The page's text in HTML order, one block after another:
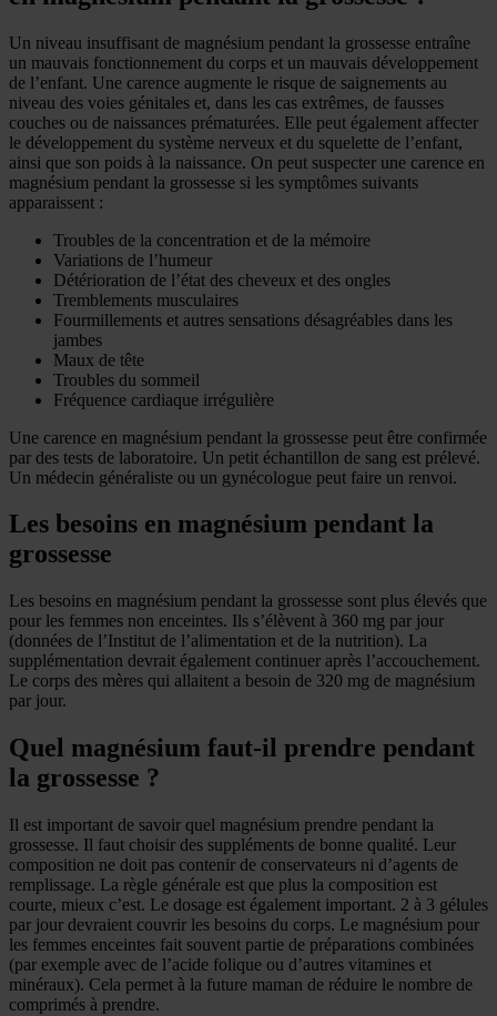
Un niveau insuffisant de magnésium pendant la grossesse entraîne
un mauvais fonctionnement du corps et un mauvais développement
de l’enfant. Une carence augmente le risque de saignements au
niveau des voies génitales et, dans les cas extrêmes, de fausses
couches ou de naissances prématurées. Elle peut également affecter
le développement du système nerveux et du squelette de l’enfant,
ainsi que son poids à la naissance. On peut suspecter une carence en
magnésium pendant la grossesse si les symptômes suivants
apparaissent :
Troubles de la concentration et de la mémoire
Variations de l’humeur
Détérioration de l’état des cheveux et des ongles
Tremblements musculaires
Fourmillements et autres sensations désagréables dans les
jambes
Maux de tête
Troubles du sommeil
Fréquence cardiaque irrégulière
Une carence en magnésium pendant la grossesse peut être confirmée
par des tests de laboratoire. Un petit échantillon de sang est prélevé.
Un médecin généraliste ou un gynécologue peut faire un renvoi.
Les besoins en magnésium pendant la
grossesse
Les besoins en magnésium pendant la grossesse sont plus élevés que
pour les femmes non enceintes. Ils s’élèvent à 360 mg par jour
(données de l’Institut de l’alimentation et de la nutrition). La
supplémentation devrait également continuer après l’accouchement.
Le corps des mères qui allaitent a besoin de 320 mg de magnésium
par jour.
Quel magnésium faut-il prendre pendant
la grossesse ?
Il est important de savoir quel magnésium prendre pendant la
grossesse. Il faut choisir des suppléments de bonne qualité. Leur
composition ne doit pas contenir de conservateurs ni d’agents de
remplissage. La règle générale est que plus la composition est
courte, mieux c’est. Le dosage est également important. 2 à 3 gélules
par jour devraient couvrir les besoins du corps. Le magnésium pour
les femmes enceintes fait souvent partie de préparations combinées
(par exemple avec de l’acide folique ou d’autres vitamines et
minéraux). Cela permet à la future maman de réduire le nombre de
comprimés à prendre.